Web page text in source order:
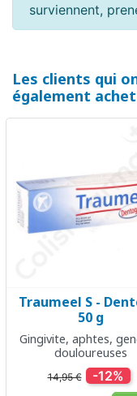
surviennent,
Les clients qui
également
Traumeel S -
50 g
Gingivite, aphtes,
douloureuses
14,95 € -12%